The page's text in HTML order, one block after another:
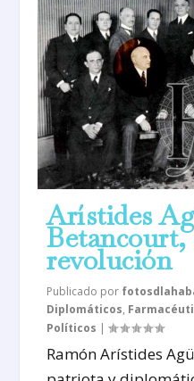
Arístides
revolución
Publicado por
Diplomáticos,
Políticos |
Ramón Arístides